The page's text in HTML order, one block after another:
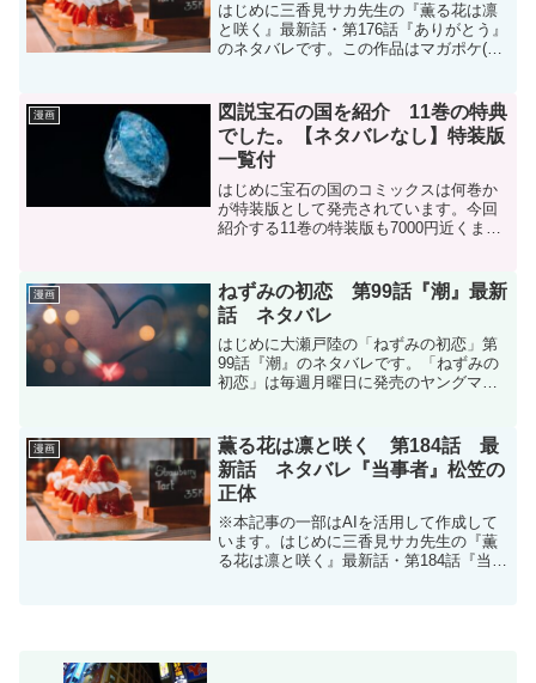
はじめに三香見サカ先生の『薫る花は凛
と咲く』最新話・第176話『ありがとう』
のネタバレです。この作品はマガポケ(マ
29日予定です。現在、コミックスは21巻
(157...
漫画
図説宝石の国を紹介 11巻の特典
でした。【ネタバレなし】特装版
一覧付
はじめに宝石の国のコミックスは何巻か
が特装版として発売されています。今回
紹介する11巻の特装版も7000円近くまで
ていて紙媒体も単体で購入できます。今
回はその『図説 宝...
漫画
ねずみの初恋 第99話『潮』最新
話 ネタバレ
はじめに大瀬戸陸の「ねずみの初恋」第
99話『潮』のネタバレです。「ねずみの
初恋」は毎週月曜日に発売のヤングマガ
年15号 ［2026年3月9日発売］ねずみの初
恋...
漫画
薫る花は凛と咲く 第184話 最
新話 ネタバレ『当事者』松笠の
正体
※本記事の一部はAIを活用して作成して
います。はじめに三香見サカ先生の『薫
る花は凛と咲く』最新話・第184話『当事